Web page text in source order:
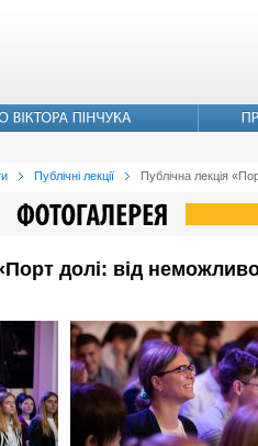
Публічні лекції Публічна лекція
долі: від